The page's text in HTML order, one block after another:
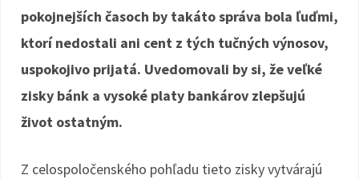
pokojnejších časoch by takáto správa bola ľuďmi,
ktorí nedostali ani cent z tých tučných výnosov,
uspokojivo prijatá. Uvedomovali by si, že veľké
zisky bánk a vysoké platy bankárov zlepšujú
život ostatným.
Z celospoločenského pohľadu tieto zisky vytvárajú